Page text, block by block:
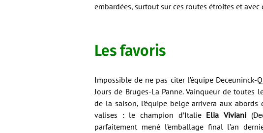
embardées, surtout sur ces routes étroites et
Les favoris
Impossible de ne pas citer l’équipe
Jours de Bruges-La Panne. Vainqueur de
de la saison, l’équipe belge arrivera aux
valises : le champion d’Italie Elia Viviani
parfaitement mené l’emballage final l’an